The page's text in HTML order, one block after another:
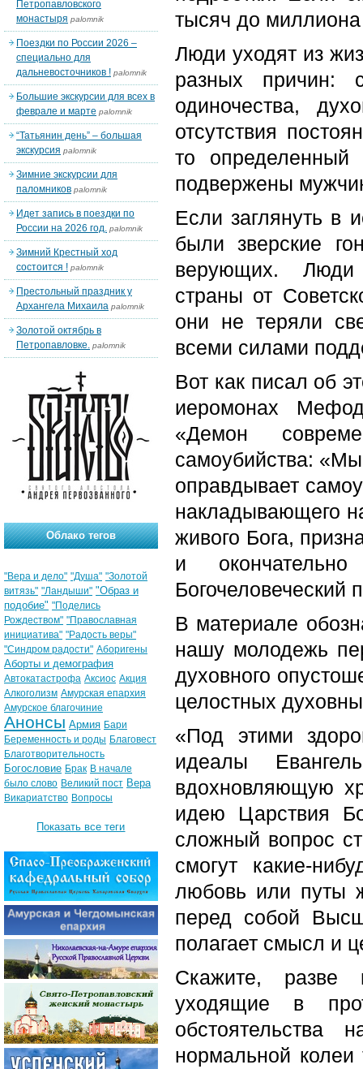
тысяч до
Люди уходят из
разных причин:
одиночества,
отсутствия
то
подвержены
Если заглянуть в
были зверские
верующих. Люди
страны от
они не теряли
всеми силами
Вот как писал об
иеромонах
«Демон
самоубийства: «Мы
оправдывает
накладывающего
живого Бога,
и
Богочеловеческий
В материале
нашу молодежь
духовного
целостных
«Под этими
идеалы
вдохновляющую
идею Царствия
сложный вопрос
смогут какие-
любовь или путы
перед собой
полагает смысл и
Скажите, разве
уходящие в
нормальной колеи
Петропавловского
монастыря palomnik
Поездки по России 2026 –
специально для
дальневосточников ! palomnik
Большие экскурсии для всех в
феврале и марте palomnik
“Татьянин день” – большая
экскурсия palomnik
Зимние экскурсии для
паломников palomnik
Идет запись в поездки по
России на 2026 год. palomnik
Зимний Крестный ход
состоится ! palomnik
Престольный праздник у
Архангела Михаила palomnik
Золотой октябрь в
Петропавловке. palomnik
Облако тегов
"Вера и дело" "Душа" "Золотой
витязь" "Ландыши" "Образ и
подобие" "Поделись
Рождеством" "Православная
инициатива" "Радость веры"
"Синдром радости" Аборигены
Аборты и демография
Автокатастрофа Аксиос Акция
Алкоголизм Амурская епархия
Амурское благочиние
Анонсы Армия Бари
Беременность и роды Благовест
Благотворительность
Богословие Брак В начале
было слово Великий пост Вера
Викариатство Вопросы
Показать все теги